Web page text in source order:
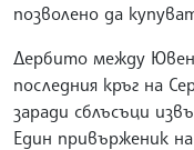
позволено да
Дербито между
последния кръг на
заради сблъсъци
Един привърженик